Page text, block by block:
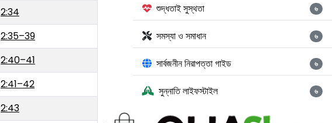
2:34
2:35–39
2:40–41
2:41–42
2:43
শুদ্ধতাই সুস্থতা ৬
সমস্যা ও সমাধান ৬
সার্বজনীন নিরাপত্তা গাইড ৬
সুন্নাতি লাইফস্টাইল ৬